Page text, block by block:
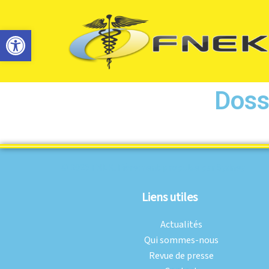
Ouvrir la barre d’outils
Liens utiles
Actualités
Qui sommes-nous
Revue de presse